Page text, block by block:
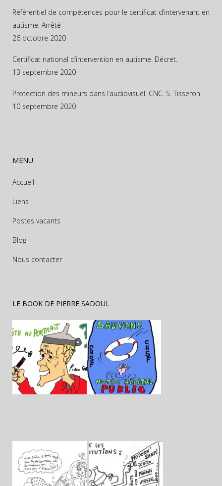
Référentiel de compétences pour le certificat d’intervenant en
autisme. Arrêté
26 octobre 2020
Certificat national d’intervention en autisme. Décret.
13 septembre 2020
Protection des mineurs dans l’audiovisuel. CNC. S. Tisseron.
10 septembre 2020
MENU
Accueil
Liens
Postes vacants
Blog
Nous contacter
LE BOOK DE PIERRE SADOUL